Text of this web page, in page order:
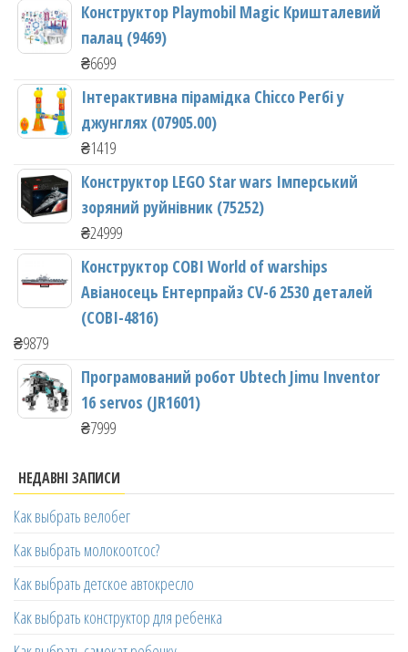
Конструктор Playmobil Magic Кришталевий
палац (9469)
₴6699
Інтерактивна пірамідка Chicco Регбі у
джунглях (07905.00)
₴1419
Конструктор LEGO Star wars Імперський
зоряний руйнівник (75252)
₴24999
Конструктор COBI World of warships
Авіаносець Ентерпрайз CV-6 2530 деталей
(COBI-4816)
₴9879
Програмований робот Ubtech Jimu Inventor
16 servos (JR1601)
₴7999
НЕДАВНІ ЗАПИСИ
Как выбрать велобег
Как выбрать молокоотсос?
Как выбрать детское автокресло
Как выбрать конструктор для ребенка